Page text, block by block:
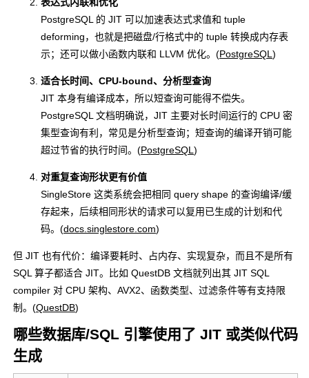
PostgreSQL 的 JIT 可以加速表达式求值和 tuple
deforming，也就是把磁盘/行格式中的 tuple 转换成内存表
示；还可以做小函数内联和 LLVM 优化。(PostgreSQL )
适合长时间、CPU-bound、分析型查询
JIT 本身有编译成本，所以短查询可能得不偿失。
PostgreSQL 文档明确说，JIT 主要对长时间运行的 CPU 密
集型查询有利，常见是分析型查询；短查询的编译开销可能
超过节省的执行时间。(PostgreSQL )
对重复查询形状更有价值
SingleStore 这类系统会把相同 query shape 的查询编译/缓
存起来，后续相同形状的请求可以复用已生成的计划和代
码。(docs.singlestore.com)
但 JIT 也有代价：编译要耗时、占内存、实现复杂，而且不是所有
SQL 算子都适合 JIT。比如 QuestDB 文档就列出其 JIT SQL
compiler 对 CPU 架构、AVX2、函数类型、过滤条件等有支持限
制。(QuestDB)
哪些数据库/SQL 引擎使用了 JIT 或类似代码
生成